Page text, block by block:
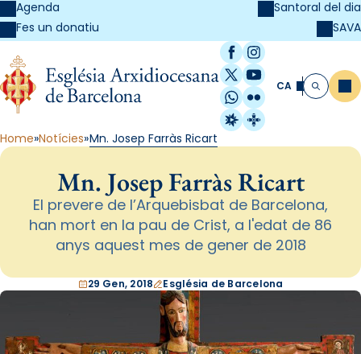
Agenda
Fes un donatiu
Santoral del dia
SAVA
Facebook
Instagram
X / Twitter
YouTube
WhatsApp
Flickr
Radio Estel
Catalunya
CA Cerca
Home Notícies Mn. Josep Farràs Ricart
Mn. Josep Farràs Ricart
El prevere de l’Arquebisbat de Barcelona,
han mort en la pau de Crist, a l'edat de 86
anys aquest mes de gener de 2018
29 Gen, 2018 Església de Barcelona